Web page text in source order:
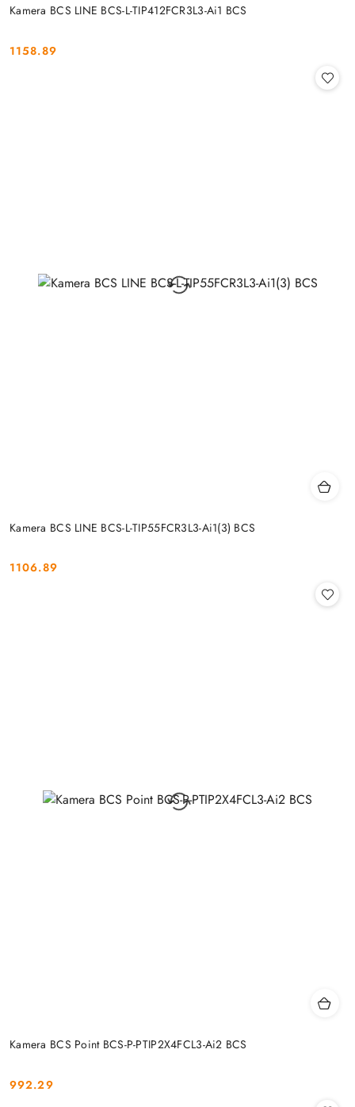
Kamera BCS LINE BCS-L-TIP412FCR3L3-Ai1 BCS
Cena:
1158.89
Kamera BCS LINE BCS-L-TIP55FCR3L3-Ai1(3) BCS
Cena:
1106.89
Kamera BCS Point BCS-P-PTIP2X4FCL3-Ai2 BCS
Cena:
992.29